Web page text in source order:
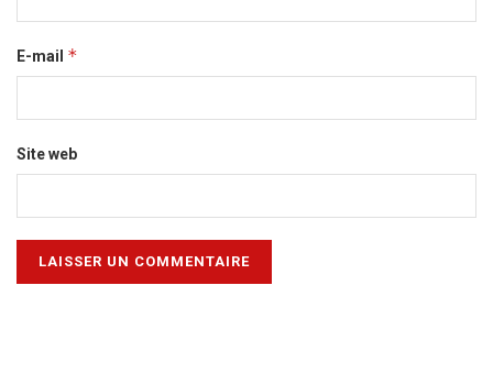
E-mail *
Site web